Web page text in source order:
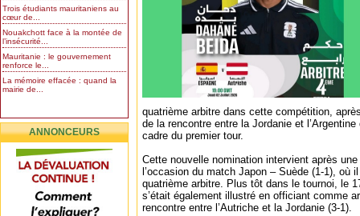
Trois étudiants mauritaniens au
cœur de...
Nouakchott face à la montée de
l’insécurité...
Mauritanie : le gouvernement
renforce le...
La mémoire effacée : quand la
mairie de...
ANNONCEURS
quatrième arbitre dans cette compétition,
de la rencontre entre la Jordanie et
cadre du premier tour.
Cette nouvelle nomination intervient après
l’occasion du match Japon – Suède (1-1), où
quatrième arbitre. Plus tôt dans le tournoi, le
s’était également illustré en officiant comme
rencontre entre l’Autriche et la Jordanie (3-1).